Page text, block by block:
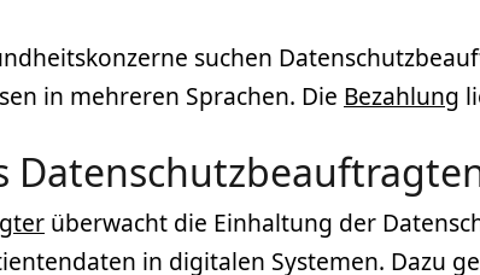
suchen
in mehreren Sprachen. Die Bezahlung
überwacht die Einhaltung der
in digitalen Systemen. Dazu